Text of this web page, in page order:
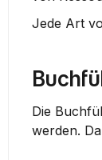
Jede Art
Die
werden.